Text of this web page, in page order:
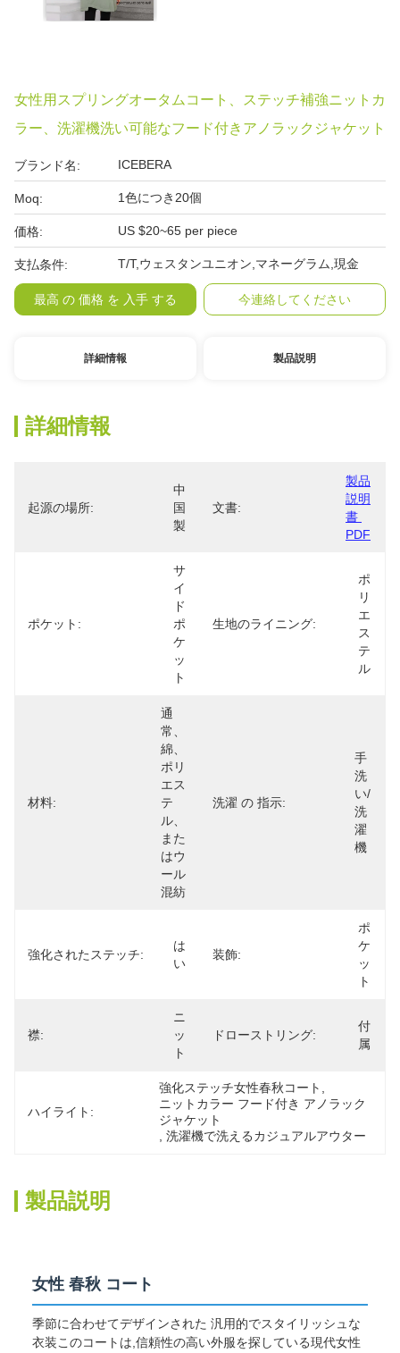
女性用スプリングオータムコート、ステッチ補強ニットカ
ラー、洗濯機洗い可能なフード付きアノラックジャケット
ブランド名: ICEBERA
Moq: 1色につき20個
価格: US $20~65 per piece
支払条件: T/T,ウェスタンユニオン,マネーグラム,現金
最高 の 価格 を 入手 する 今連絡してください
詳細情報 製品説明
詳細情報
起源の場所:
中
国
製
文書:
製品
説明
書
PDF
ポケット:
サ
イ
ド
ポ
ケ
ッ
ト
生地のライニング:
ポ
リ
エ
ス
テ
ル
材料:
通
常、
綿、
ポリ
エス
テ
ル、
また
はウ
ール
混紡
洗濯 の 指示:
手
洗
い/
洗
濯
機
強化されたステッチ:
は
い
装飾:
ポ
ケ
ッ
ト
襟:
ニ
ッ
ト
ドローストリング:
付
属
ハイライト:
強化ステッチ女性春秋コート
ニットカラー フード付き アノラック
ジャケット
, 洗濯機で洗えるカジュアルアウター
製品説明
女性 春秋 コート
季節に合わせてデザインされた 汎用的でスタイリッシュな
衣装このコートは,信頼性の高い外服を探している現代女性